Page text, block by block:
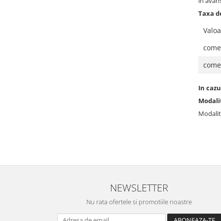
Taxa
In
NEWSLETTER
Nu rata ofertele si promotiile noastre